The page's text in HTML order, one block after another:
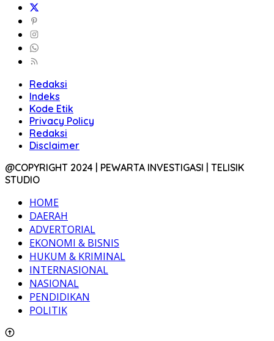
Redaksi
Indeks
Kode Etik
Privacy Policy
Redaksi
Disclaimer
@COPYRIGHT 2024 | PEWARTA INVESTIGASI | TELISIK
STUDIO
HOME
DAERAH
ADVERTORIAL
EKONOMI & BISNIS
HUKUM & KRIMINAL
INTERNASIONAL
NASIONAL
PENDIDIKAN
POLITIK